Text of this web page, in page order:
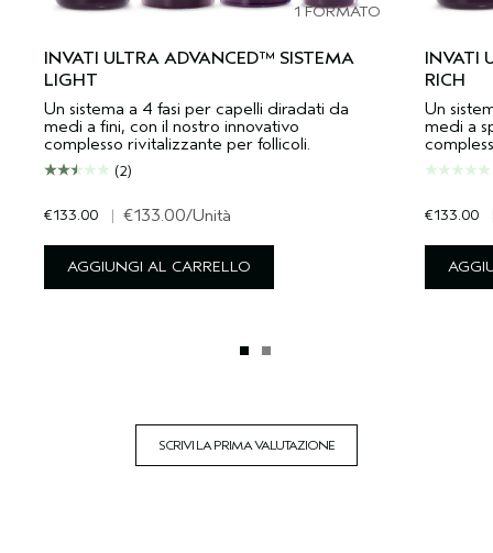
1 FORMATO
INVATI ULTRA ADVANCED™ SISTEMA
LIGHT
Un sistema a 4 fasi per capelli diradati da
medi a fini, con il nostro innovativo
complesso rivitalizzante per follicoli.
(2)
€133.00 | €133.00/Unità
AGGIUNGI AL CARRELLO
INVATI
RICH
Un
medi a
€133.00
SCRIVI LA PRIMA VALUTAZIONE